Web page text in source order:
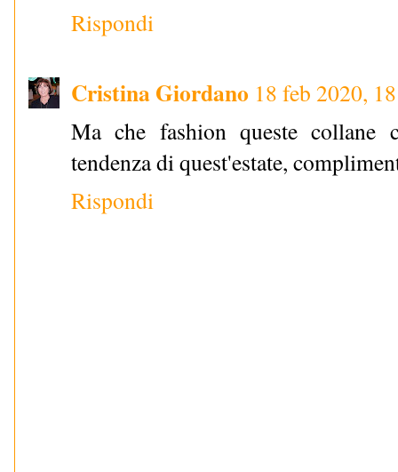
Rispondi
Cristina Giordano 18 feb 2020,
Ma che fashion queste
tendenza di quest'estate,
Rispondi